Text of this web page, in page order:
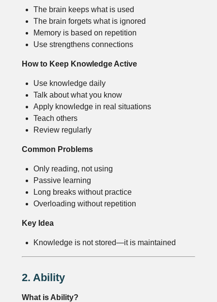
The brain keeps what is used
The brain forgets what is ignored
Memory is based on repetition
Use strengthens connections
How to Keep Knowledge Active
Use knowledge daily
Talk about what you know
Apply knowledge in real situations
Teach others
Review regularly
Common Problems
Only reading, not using
Passive learning
Long breaks without practice
Overloading without repetition
Key Idea
Knowledge is not stored—it is maintained
2. Ability
What is Ability?